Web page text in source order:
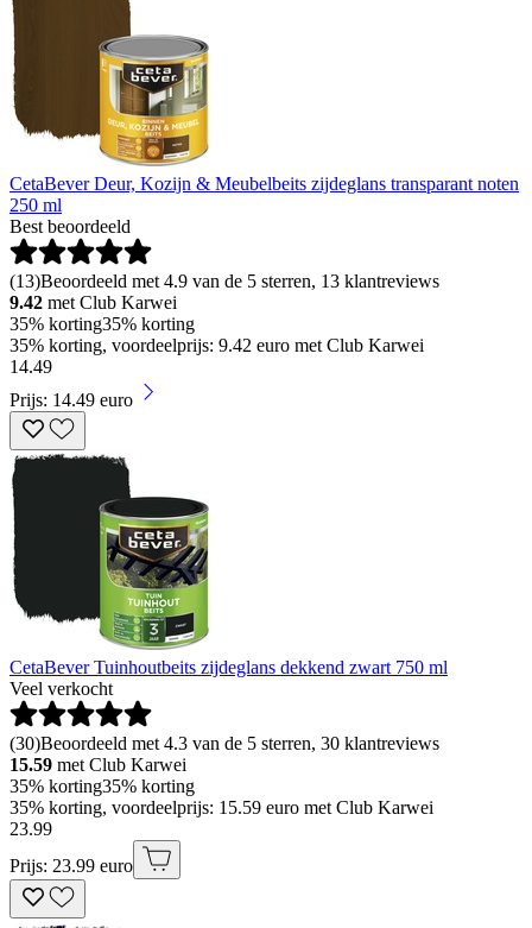
CetaBever Deur, Kozijn & Meubelbeits zijdeglans transparant noten
250 ml
Best beoordeeld
(13)Beoordeeld met 4.9 van de 5 sterren, 13 klantreviews
9.42 met Club Karwei
35% korting35% korting
35% korting, voordeelprijs: 9.42 euro met Club Karwei
14.49
Prijs: 14.49 euro
CetaBever Tuinhoutbeits zijdeglans dekkend zwart 750 ml
Veel verkocht
(30)Beoordeeld met 4.3 van de 5 sterren, 30 klantreviews
15.59 met Club Karwei
35% korting35% korting
35% korting, voordeelprijs: 15.59 euro met Club Karwei
23.99
Prijs: 23.99 euro